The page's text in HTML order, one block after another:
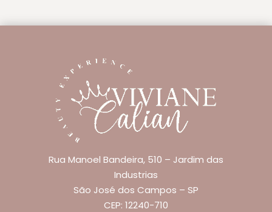
Rua Manoel Bandeira, 510 – Jardim das
Industrias
São José dos Campos – SP
CEP: 12240-710